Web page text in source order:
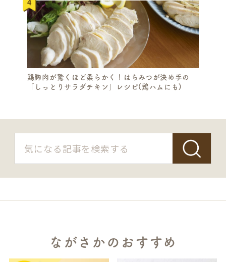
鶏胸肉が驚くほど柔らかく！はちみつが決め手の
「しっとりサラダチキン」レシピ(鶏ハムにも)
ながさかのおすすめ